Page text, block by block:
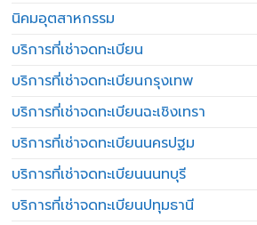
นิคมอุตสาหกรรม
บริการที่เช่าจดทะเบียน
บริการที่เช่าจดทะเบียนกรุงเทพ
บริการที่เช่าจดทะเบียนฉะเชิงเทรา
บริการที่เช่าจดทะเบียนนครปฐม
บริการที่เช่าจดทะเบียนนนทบุรี
บริการที่เช่าจดทะเบียนปทุมธานี